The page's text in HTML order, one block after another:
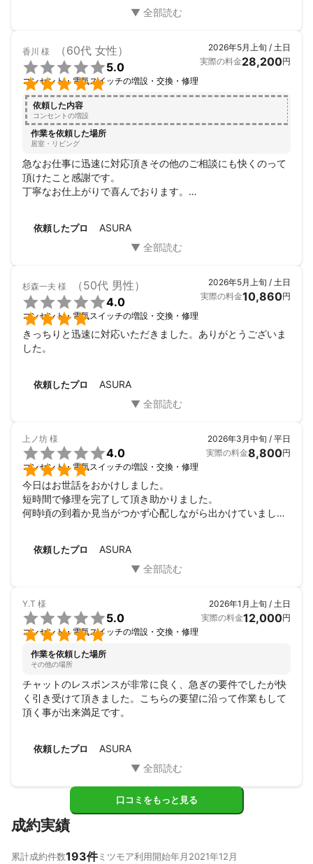
香川 様 （60代 女性）


5.0
コンセント・電気スイッチの増設・交換・修理
2026年5月上旬 / 土日
実際の料金28,200円
依頼した内容
コンセントの増設
作業を依頼した場所
居室・リビング
急なお仕事に迅速に対応頂きその他のご相談にも快くのって
頂けたこと感謝です。
丁寧なお仕上がりで喜んでおります。
依頼したプロ ASURA
杉森一夫 様 （50代 男性）


4.0
コンセント・電気スイッチの増設・交換・修理
2026年5月上旬 / 土日
実際の料金10,860円
きっちりと迅速に対応いただきました。ありがとうございま
した。
依頼したプロ ASURA
上ノ坊 様


4.0
コンセント・電気スイッチの増設・交換・修理
2026年3月中旬 / 平日
実際の料金8,800円
今日はお世話をおかけしました。
短時間で修理を完了して頂き助かりました。
何時頃の到着か見当がつかず心配しながら出かけていまし
した。
依頼したプロ ASURA
Y.T 様


5.0
コンセント・電気スイッチの増設・交換・修理
2026年1月上旬 / 土日
実際の料金12,000円
作業を依頼した場所
その他の場所
チャットのレスポンスが非常に良く、急ぎの要件でしたが快
く引き受けて頂きました。こちらの要望に沿って作業もして
頂く事が出来満足です。
依頼したプロ ASURA
口コミをもっと見る
成約実績
累計成約件数193件ミツモア利用開始年月 2021年12月